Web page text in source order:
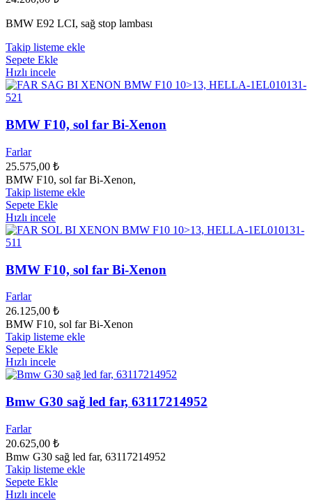
BMW E92 LCI, sağ stop lambası
Takip listeme ekle
Sepete Ekle
Hızlı incele
BMW F10, sol far Bi-Xenon
Farlar
25.575,00 ₺
BMW F10, sol far Bi-Xenon,
Takip listeme ekle
Sepete Ekle
Hızlı incele
BMW F10, sol far Bi-Xenon
Farlar
26.125,00 ₺
BMW F10, sol far Bi-Xenon
Takip listeme ekle
Sepete Ekle
Hızlı incele
Bmw G30 sağ led far, 63117214952
Farlar
20.625,00 ₺
Bmw G30 sağ led far, 63117214952
Takip listeme ekle
Sepete Ekle
Hızlı incele